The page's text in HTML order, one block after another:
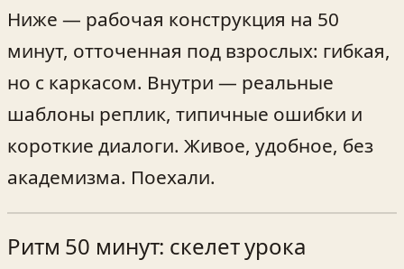
Ниже — рабочая конструкция на 50
минут, отточенная под взрослых: гибкая,
но с каркасом. Внутри — реальные
шаблоны реплик, типичные ошибки и
короткие диалоги. Живое, удобное, без
академизма. Поехали.
Ритм 50 минут: скелет урока